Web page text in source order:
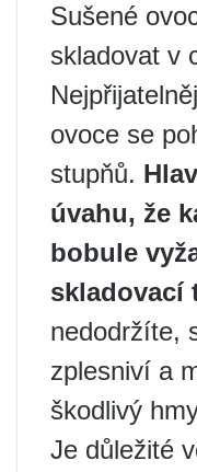
Sušené
skladovat v
ovoce se
stupňů.
úvahu, že
bobule
skladovací
nedodržíte,
zplesniví a
škodlivý
Je důležité